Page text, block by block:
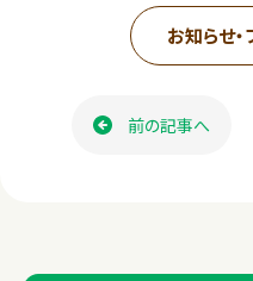
c
e
b
お知らせ
前の記事へ